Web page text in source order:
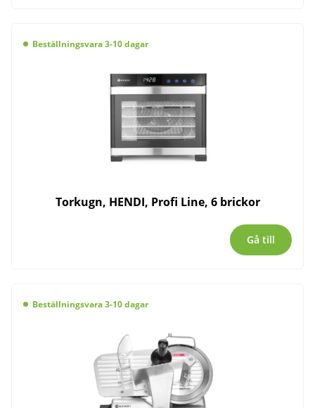
Beställningsvara 3-10 dagar
Torkugn, HENDI, Profi Line, 6 brickor
Gå till
Beställningsvara 3-10 dagar